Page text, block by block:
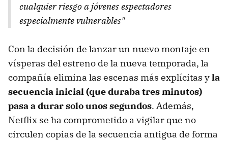
cualquier riesgo a jóvenes espectadores
especialmente vulnerables"
Con la decisión de lanzar un nuevo montaje en
vísperas del estreno de la nueva temporada, la
compañía elimina las escenas más explícitas yla
secuencia inicial (que duraba tres minutos)
pasa a durar solo unos segundos. Además,
Netflix se ha comprometido a vigilar que no
circulen copias de la secuencia antigua de forma